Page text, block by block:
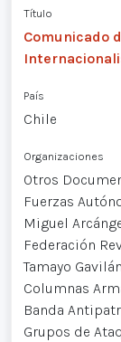
Título
Comunicado
País
Chile
Organizaciones
Otros
Fuerzas
Miguel
Federación
Tamayo Gavilán
Columnas
Banda
Grupos de